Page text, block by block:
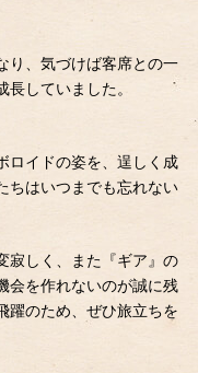
り、気づけば客席との一
していました。
ロイドの姿を、逞しく成
ちはいつまでも忘れない
寂しく、また『ギア』の
会を作れないのが誠に残
躍のため、ぜひ旅立ちを